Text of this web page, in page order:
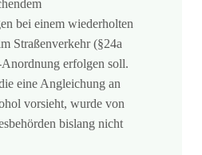
bei einem wiederholten
Straßenverkehr (§24a
erfolgen soll.
eine Angleichung an
vorsieht, wurde von
bislang nicht